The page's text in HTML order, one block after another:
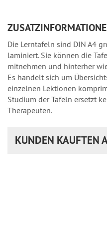
Die Lerntafeln sind DIN A4
laminiert. Sie können die
mitnehmen und hinterher
Es handelt sich um
einzelnen Lektionen
Studium der Tafeln ersetzt
Therapeuten.
KUNDEN KAUFTEN